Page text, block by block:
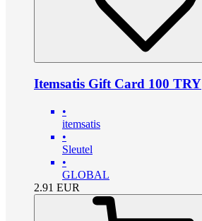
Itemsatis Gift Card 100 TRY
•
itemsatis
•
Sleutel
•
GLOBAL
2.91 EUR